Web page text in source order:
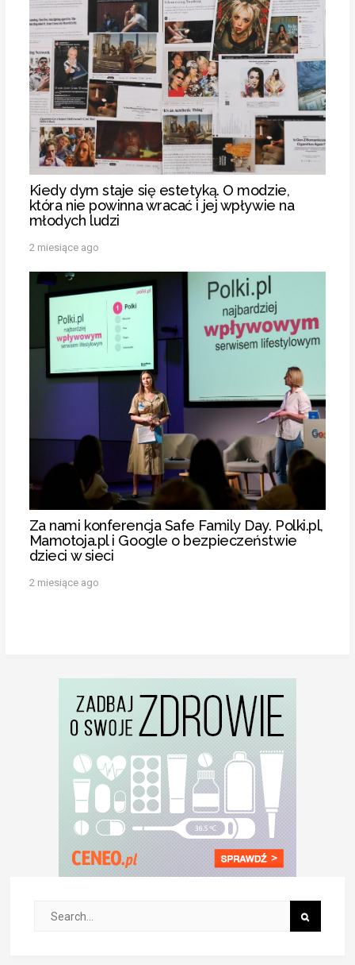
Kiedy dym staje się estetyką. O modzie,
która nie powinna wracać i jej wpływie na
młodych ludzi
2 miesiące ago
Za nami konferencja Safe Family Day. Polki.pl,
Mamotoja.pl i Google o bezpieczeństwie
dzieci w sieci
2 miesiące ago